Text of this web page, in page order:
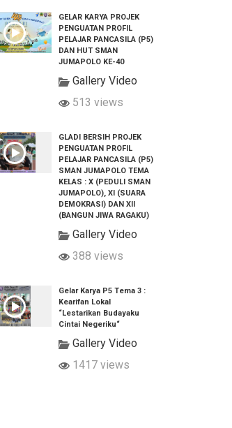
GELAR KARYA PROJEK
PENGUATAN PROFIL
PELAJAR PANCASILA (P5)
DAN HUT SMAN
JUMAPOLO KE-40
Gallery Video
513 views
GLADI BERSIH PROJEK
PENGUATAN PROFIL
PELAJAR PANCASILA (P5)
SMAN JUMAPOLO TEMA
KELAS : X (PEDULI SMAN
JUMAPOLO), XI (SUARA
DEMOKRASI) DAN XII
(BANGUN JIWA RAGAKU)
Gallery Video
388 views
Gelar Karya P5 Tema 3 :
Kearifan Lokal
“Lestarikan Budayaku
Cintai Negeriku“
Gallery Video
1417 views